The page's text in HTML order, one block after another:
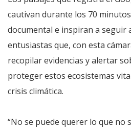
cautivan durante los 70
documental e inspiran a seguir
entusiastas que, con esta
recopilar evidencias y alertar
proteger estos ecosistemas
crisis climática.
“No se puede querer lo que no